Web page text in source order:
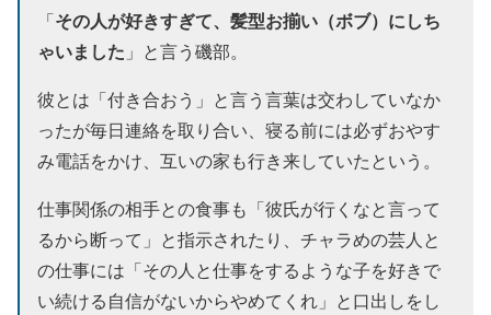
「その人が好きすぎて、髪型お揃い（ボブ）にしち
ゃいました 」と言う磯部。
彼とは「付き合おう」と言う言葉は交わしていなか
ったが毎日連絡を取り合い、寝る前には必ずおやす
み電話をかけ、互いの家も行き来していたという。
仕事関係の相手との食事も「彼氏が行くなと言って
るから断って」と指示されたり、チャラめの芸人と
の仕事には「その人と仕事をするような子を好きで
い続ける自信がないからやめてくれ」と口出しをし